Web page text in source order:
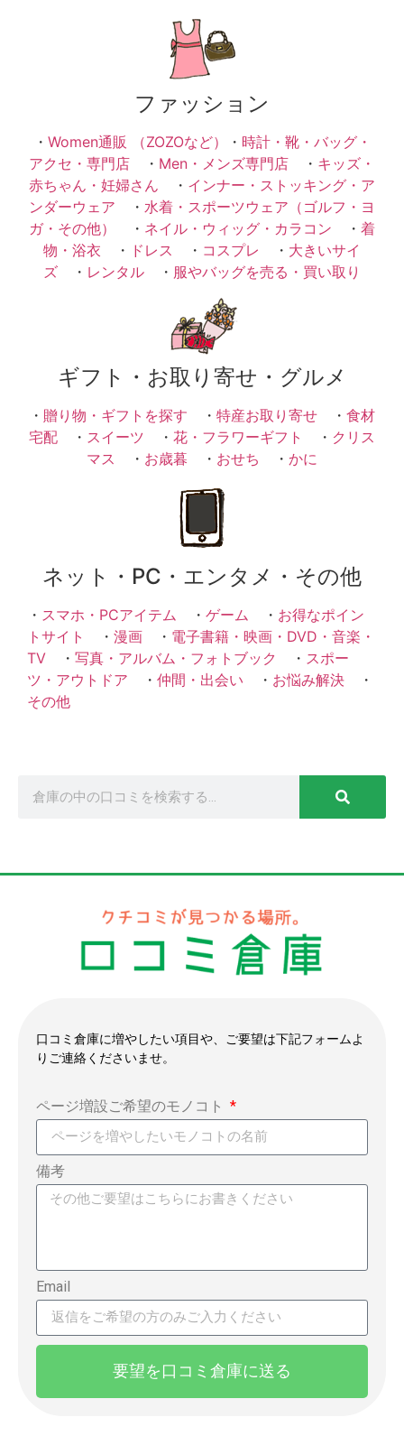
ファッション
・ Women通販 （ZOZOなど） ・ 時計・靴・バッグ・
アクセ・専門店 ・ Men・メンズ専門店 ・ キッズ・
赤ちゃん・妊婦さん ・ インナー・ストッキング・ア
ンダーウェア ・ 水着・スポーツウェア（ゴルフ・ヨ
ガ・その他）
・ ネイル・ウィッグ・カラコン ・ 着
物・浴衣 ・ ドレス ・ コスプレ ・ 大きいサイ
ズ ・ レンタル ・ 服やバッグを売る・買い取り
ギフト・お取り寄せ・グルメ
・ 贈り物・ギフトを探す ・ 特産お取り寄せ ・ 食材
宅配 ・ スイーツ ・ 花・フラワーギフト ・ クリス
マス ・ お歳暮 ・ おせち ・ かに
ネット・PC・エンタメ・その他
・ スマホ・PCアイテム ・ ゲーム ・ お得なポイン
トサイト
・ 漫画 ・ 電子書籍・映画・DVD・音楽・
TV ・ 写真・アルバム・フォトブック ・ スポー
ツ・アウトドア ・ 仲間・出会い ・ お悩み解決 ・
その他
口コミ倉庫に増やしたい項目や、ご要望は下記フォームよ
りご連絡くださいませ。
ページ増設ご希望のモノコト
備考
Email
要望を口コミ倉庫に送る